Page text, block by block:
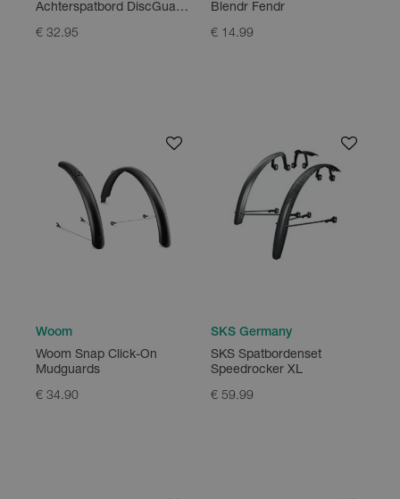
Achterspatbord DiscGuard
€ 32.95
Blendr Fendr
€ 14.99
Woom
Woom Snap Click-On
Mudguards
€ 34.90
SKS Germany
SKS Spatbordenset
Speedrocker XL
€ 59.99